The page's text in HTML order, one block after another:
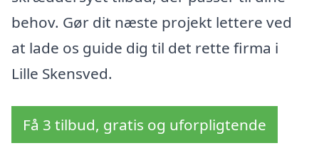
behov. Gør dit næste projekt lettere ved
at lade os guide dig til det rette firma i
Lille Skensved.
Få 3 tilbud, gratis og uforpligtende